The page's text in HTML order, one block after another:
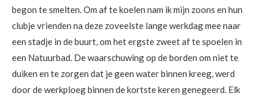
begon te smelten. Om af te koelen nam ik mijn zoons en hun
clubje vrienden na deze zoveelste lange werkdag mee naar
een stadje in de buurt, om het ergste zweet af te spoelen in
een Natuurbad. De waarschuwing op de borden om niet te
duiken en te zorgen dat je geen water binnen kreeg, werd
door de werkploeg binnen de kortste keren genegeerd. Elk